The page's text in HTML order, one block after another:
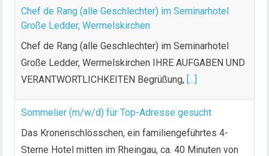
Chef de Rang (alle Geschlechter) im Seminarhotel
Große Ledder, Wermelskirchen
Chef de Rang (alle Geschlechter) im Seminarhotel
Große Ledder, Wermelskirchen IHRE AUFGABEN UND
VERANTWORTLICHKEITEN Begrüßung, [...]
Sommelier (m/w/d) für Top-Adresse gesucht
Das Kronenschlösschen, ein familiengeführtes 4-
Sterne Hotel mitten im Rheingau, ca. 40 Minuten von